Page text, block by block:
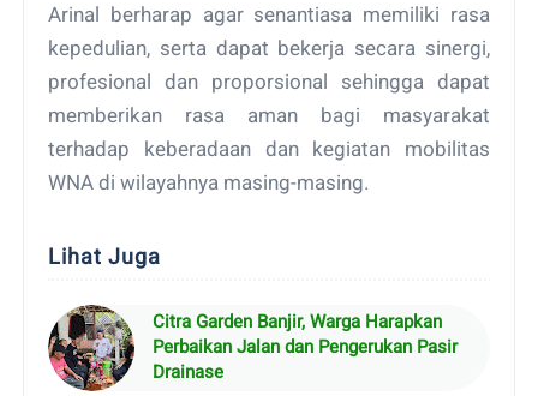
Arinal berharap agar senantiasa memiliki rasa
kepedulian, serta dapat bekerja secara sinergi,
profesional dan proporsional sehingga dapat
memberikan rasa aman bagi masyarakat
terhadap keberadaan dan kegiatan mobilitas
WNA di wilayahnya masing-masing.
Lihat Juga
Citra Garden Banjir, Warga Harapkan
Perbaikan Jalan dan Pengerukan Pasir
Drainase